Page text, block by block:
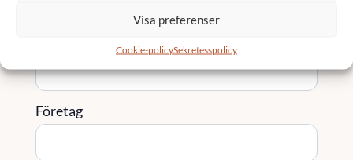
Visa preferenser
Cookie-policySekretesspolicy
Företag